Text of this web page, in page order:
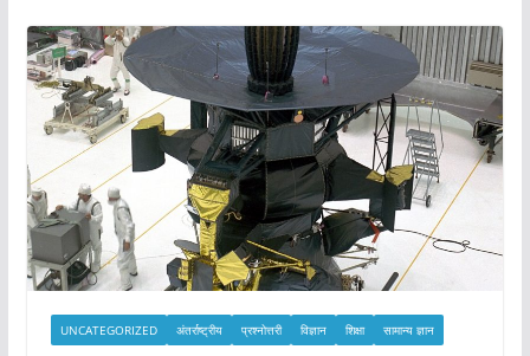
UNCATEGORIZED अंतर्राष्ट्रीय प्रश्नोत्तरी विज्ञान शिक्षा सामान्य ज्ञान